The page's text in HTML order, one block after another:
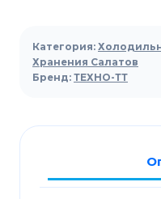
холодильный
ТЕХНО-
ТТ
С-227/40-
Категория:
Хранения Салатов
Бренд: ТЕХНО-ТТ